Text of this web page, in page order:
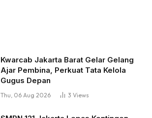
Kwarcab Jakarta Barat Gelar Gelang
Ajar Pembina, Perkuat Tata Kelola
Gugus Depan
Thu, 06 Aug 2026 3 Views